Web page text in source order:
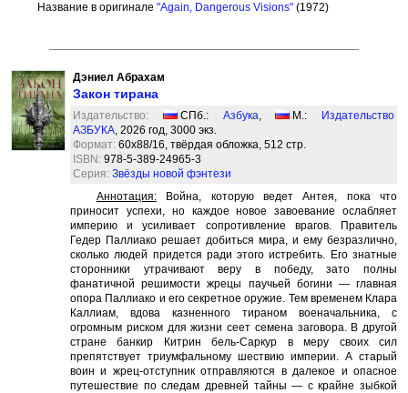
Название в оригинале "Again, Dangerous Visions"(1972)
Дэниел Абрахам
Закон тирана
Издательство: СПб.: Азбука, М.:
Издательство
АЗБУКА, 2026 год, 3000 экз.
Формат: 60x88/16, твёрдая обложка, 512 стр.
ISBN: 978-5-389-24965-3
Серия: Звёзды новой фэнтези
Аннотация:Война, которую ведет Антея, пока что
приносит успехи, но каждое новое завоевание ослабляет
империю и усиливает сопротивление врагов. Правитель
Гедер Паллиако решает добиться мира, и ему безразлично,
сколько людей придется ради этого истребить. Его знатные
сторонники утрачивают веру в победу, зато полны
фанатичной решимости жрецы паучьей богини — главная
опора Паллиако и его секретное оружие. Тем временем Клара
Каллиам, вдова казненного тираном военачальника, с
огромным риском для жизни сеет семена заговора. В другой
стране банкир Китрин бель-Саркур в меру своих сил
препятствует триумфальному шествию империи. А старый
воин и жрец-отступник отправляются в далекое и опасное
путешествие по следам древней тайны — с крайне зыбкой